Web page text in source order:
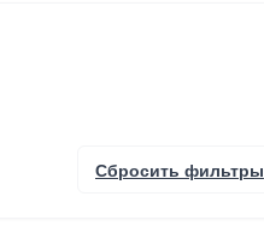
Сбросить фильтры